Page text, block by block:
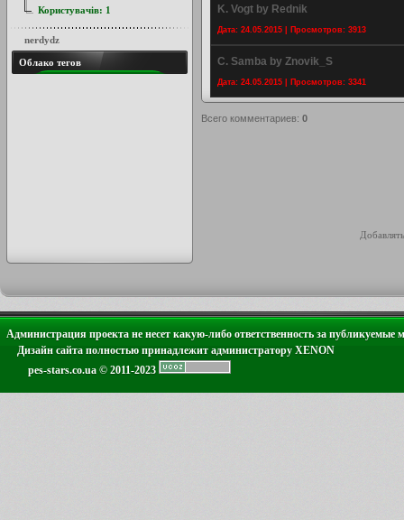
K. Vogt by Rednik
Дата: 24.05.2015 | Просмотров: 3913
C. Samba by Znovik_S
Дата: 24.05.2015 | Просмотров: 3341
Всего комментариев: 0
Користувачів: 1
nerdydz
Облако тегов
Администрация проекта не несет какую-либо ответственность за публикуемые
Дизайн сайта полностью принадлежит администратору XENON
pes-stars.co.ua © 2011-2023